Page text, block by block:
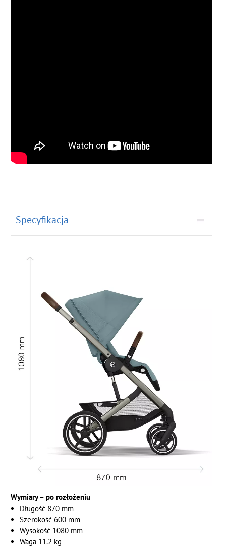
Specyfikacja
Wymiary – po rozłożeniu
Długość 870 mm
Szerokość 600 mm
Wysokość 1080 mm
Waga 11.2 kg